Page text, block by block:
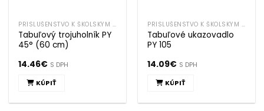
PRÍSLUŠENSTVO K ŠKOLSKÝM TABULIAM
Tabuľový trojuholník PY
45° (60 cm)
14.46€ S DPH
KÚPIŤ
PRÍSLUŠENSTVO K ŠKOLSKÝM TABULIAM
Tabuľové ukazovadlo
PY 105
14.09€ S DPH
KÚPIŤ